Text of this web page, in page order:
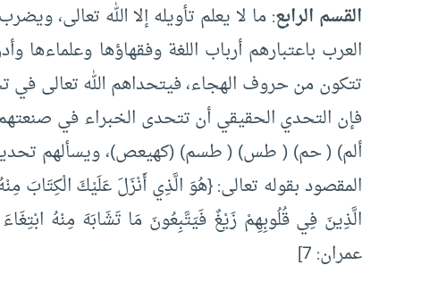
القسم الرابع: ما لا يعلم تأويله إلا الله تعالى،
العرب باعتبارهم أرباب اللغة وفقهاؤها وعلماءها
تتكون من حروف الهجاء، فيتحداهم الله تعالى
فإن التحدي الحقيقي أن تتحدى الخبراء في
ألم) ( حم) ( طس) ( طسم) (كهيعص)، ويسألهم تحديا
المقصود بقوله تعالى: {هُوَ الَّذِي أَنْزَلَ عَلَيْكَ الْكِتَابَ
الَّذِينَ فِي قُلُوبِهِمْ زَيْغٌ فَيَتَّبِعُونَ مَا تَشَابَهَ مِنْهُ ابْتِغَاءَ
عمران: 7]